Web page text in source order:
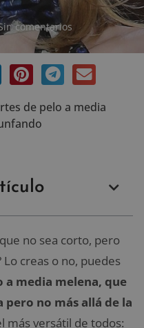
comentarios
de pelo a media
no sea corto, pero
creas o no, puedes
a media melena, que
no más allá de la
más versátil de todos: